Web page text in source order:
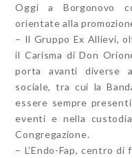
Oggi a Borgonovo
orientate alla
– Il Gruppo Ex Allievi,
il Carisma di Don
porta avanti diverse
sociale, tra cui la
essere sempre
eventi e nella
Congregazione.
– L’Endo-Fap, centro